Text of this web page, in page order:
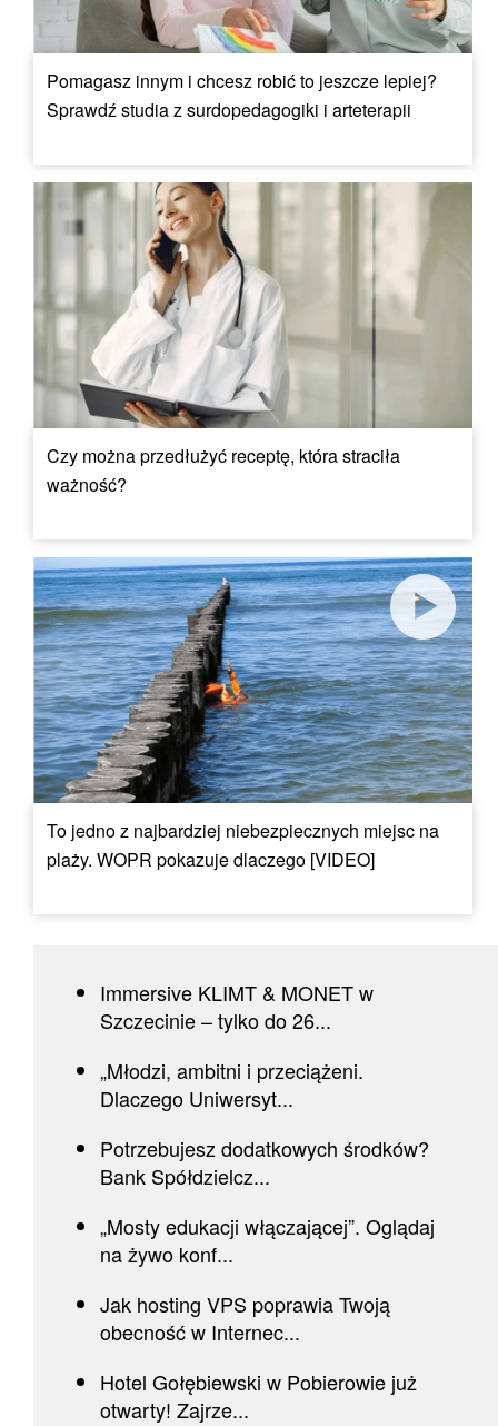
Pomagasz innym i chcesz robić to jeszcze lepiej?
Sprawdź studia z surdopedagogiki i arteterapii
Czy można przedłużyć receptę, która straciła
ważność?
To jedno z najbardziej niebezpiecznych miejsc na
plaży. WOPR pokazuje dlaczego [VIDEO]
Immersive KLIMT & MONET w
Szczecinie – tylko do 26...
„Młodzi, ambitni i przeciążeni.
Dlaczego Uniwersyt...
Potrzebujesz dodatkowych środków?
Bank Spółdzielcz...
„Mosty edukacji włączającej”. Oglądaj
na żywo konf...
Jak hosting VPS poprawia Twoją
obecność w Internec...
Hotel Gołębiewski w Pobierowie już
otwarty! Zajrze...